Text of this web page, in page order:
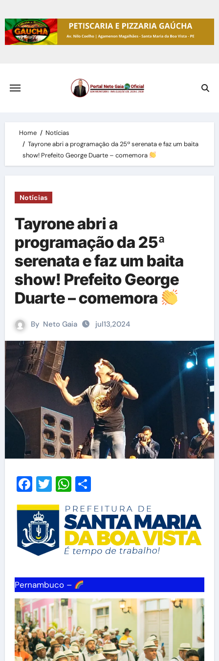
to
content
Home
Notícias
Tayrone abri a programação da 25ª serenata e faz um baita
show! Prefeito George Duarte – comemora
Notícias
Tayrone abri a
programação da 25ª
serenata e faz um baita
show! Prefeito George
Duarte – comemora
By Neto Gaia jul13,2024
Facebook
TwitterWhatsApp
Share
Pernambuco –